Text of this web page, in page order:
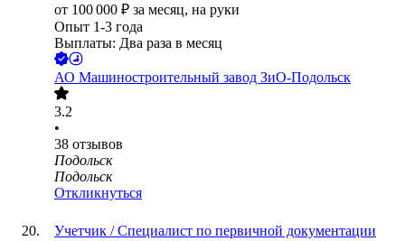
от 100 000 ₽ за месяц, на руки
Опыт 1-3 года
Выплаты: Два раза в месяц
АО Машиностроительный завод ЗиО-Подольск
3.2
•
38 отзывов
Подольск
Подольск
Откликнуться
Учетчик / Специалист по первичной документации